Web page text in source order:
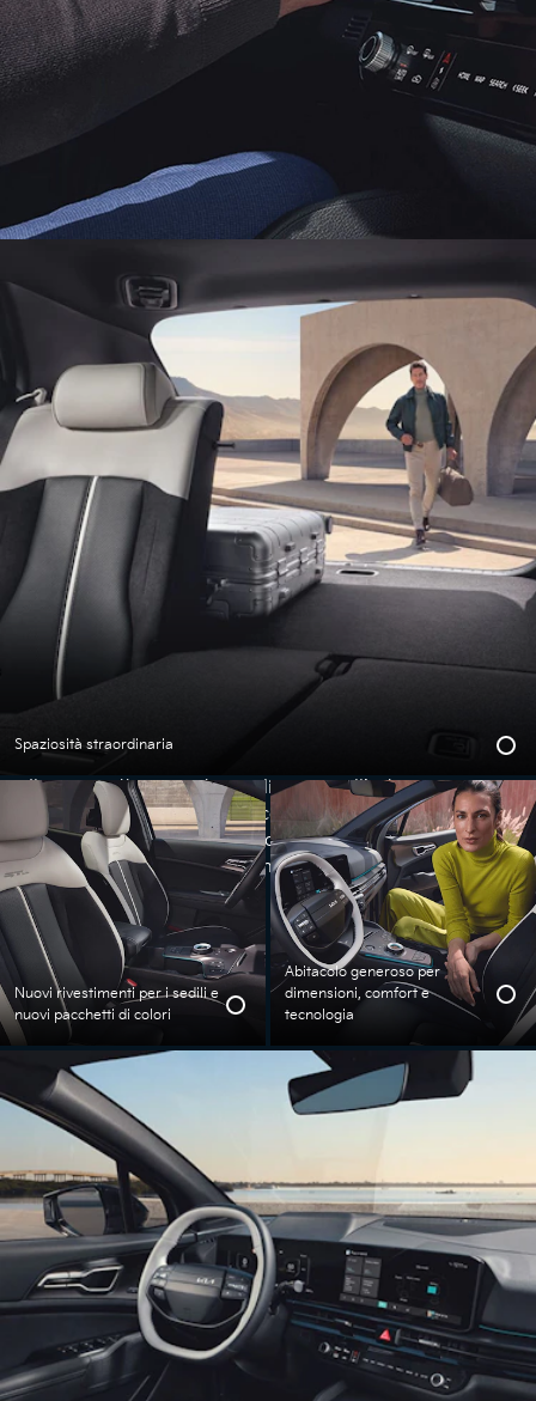
Il suo carattere sportivo e dinamico all’esterno si
ritrova senza soluzione di continuità nel sofisticato
concetto riportato all’interno dell’abitacolo, che
stabilisce nuovi standard in termini di funzionamento
e di atmosfera.
Spaziosità straordinaria
Nuovi rivestimenti per i sedili e
nuovi pacchetti di colori
Abitacolo generoso per
dimensioni, comfort e
tecnologia